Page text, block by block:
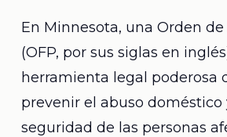
En Minnesota, una Orden
(OFP, por sus siglas en
herramienta legal poderosa
prevenir el abuso doméstico
seguridad de las personas